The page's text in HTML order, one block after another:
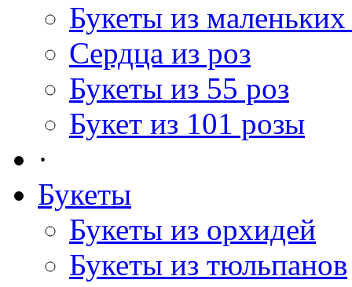
Букеты из маленьких
Сердца из роз
Букеты из 55 роз
Букет из 101 розы
·
Букеты
Букеты из орхидей
Букеты из тюльпанов